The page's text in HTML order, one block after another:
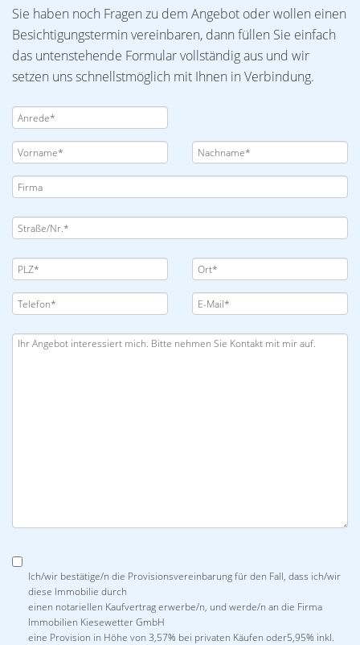
Sie haben noch Fragen zu dem Angebot oder wollen einen
Besichtigungstermin vereinbaren, dann füllen Sie einfach
das untenstehende Formular vollständig aus und wir
setzen uns schnellstmöglich mit Ihnen in Verbindung.
Ich/wir bestätige/n die Provisionsvereinbarung für den Fall, dass ich/wir
diese Immobilie durch
einen notariellen Kaufvertrag erwerbe/n, und werde/n an die Firma
Immobilien Kiesewetter GmbH
eine Provision in Höhe von 3,57% bei privaten Käufen oder5,95% inkl.